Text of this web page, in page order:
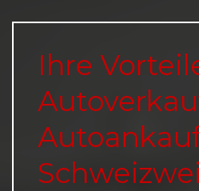
Ihre